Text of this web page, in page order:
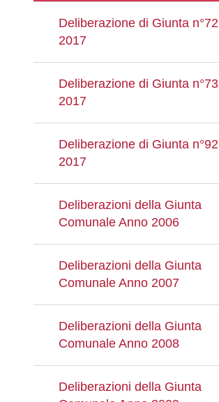
Deliberazione di Giunta n°72
2017
Deliberazione di Giunta n°73
2017
Deliberazione di Giunta n°92
2017
Deliberazioni della Giunta
Comunale Anno 2006
Deliberazioni della Giunta
Comunale Anno 2007
Deliberazioni della Giunta
Comunale Anno 2008
Deliberazioni della Giunta